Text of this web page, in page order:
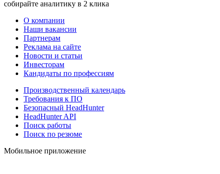
собирайте аналитику в 2 клика
О компании
Наши вакансии
Партнерам
Реклама на сайте
Новости и статьи
Инвесторам
Кандидаты по профессиям
Производственный календарь
Требования к ПО
Безопасный HeadHunter
HeadHunter API
Поиск работы
Поиск по резюме
Мобильное приложение